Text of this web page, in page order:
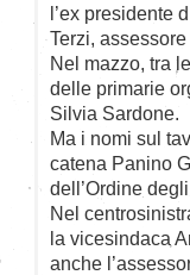
l’ex presidente
Terzi,
Nel mazzo, tra
delle primarie
Silvia Sardone.
Ma i nomi sul
catena Panino
dell’Ordine
Nel
la vicesindaca
anche